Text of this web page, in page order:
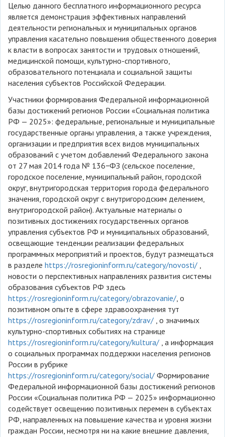
Целью данного бесплатного информационного ресурса
является демонстрация эффективных направлений
деятельности региональных и муниципальных органов
управления касательно повышения общественного доверия
к власти в вопросах занятости и трудовых отношений,
медицинской помощи, культурно-спортивного,
образовательного потенциала и социальной защиты
населения субъектов Российской Федерации.
Участники формирования Федеральной информационной
базы достижений регионов России «Социальная политика
РФ — 2025»: федеральные, региональные и муниципальные
государственные органы управления, а также учреждения,
организации и предприятия всех видов муниципальных
образований с учетом добавлений Федерального закона
от 27 мая 2014 года № 136−ФЗ (сельское поселение,
городское поселение, муниципальный район, городской
округ, внутригородская территория города федерального
значения, городской округ с внутригородским делением,
внутригородской район). Актуальные материалы о
позитивных достижениях государственных органов
управления субъектов РФ и муниципальных образований,
освещающие тенденции реализации федеральных
программных мероприятий и проектов, будут размещаться
в разделе https://rosregioninform.ru/category/novosti/ ,
новости о перспективных направлениях развития системы
образования субъектов РФ здесь
https://rosregioninform.ru/category/obrazovanie/, о
позитивном опыте в сфере здравоохранения тут
https://rosregioninform.ru/category/zdrav/ , о значимых
культурно-спортивных событиях на странице
https://rosregioninform.ru/category/kultura/ , а информация
о социальных программах поддержки населения регионов
России в рубрике
https://rosregioninform.ru/category/social/ Формирование
Федеральной информационной базы достижений регионов
России «Социальная политика РФ — 2025» информационно
содействует освещению позитивных перемен в субъектах
РФ, направленных на повышение качества и уровня жизни
граждан России, несмотря ни на какие внешние давления,